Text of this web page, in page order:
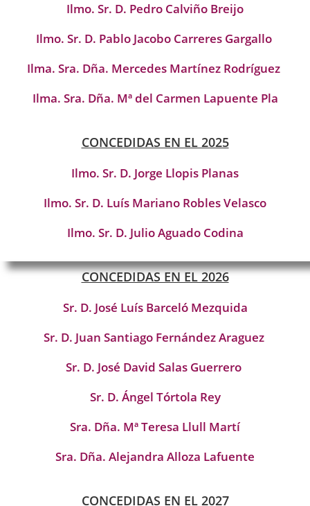
Ilmo. Sr. D. Pedro Calviño Breijo
Ilmo. Sr. D. Pablo Jacobo Carreres Gargallo
Ilma. Sra. Dña. Mercedes Martínez Rodríguez
Ilma. Sra. Dña. Mª del Carmen Lapuente Pla
CONCEDIDAS EN EL 2025
Ilmo. Sr. D. Jorge Llopis Planas
Ilmo. Sr. D. Luís Mariano Robles Velasco
Ilmo. Sr. D. Julio Aguado Codina
CONCEDIDAS EN EL 2026
Sr. D. José Luís Barceló Mezquida
Sr. D. Juan Santiago Fernández Araguez
Sr. D. José David Salas Guerrero
Sr. D. Ángel Tórtola Rey
Sra. Dña. Mª Teresa Llull Martí
Sra. Dña. Alejandra Alloza Lafuente
CONCEDIDAS EN EL 2027